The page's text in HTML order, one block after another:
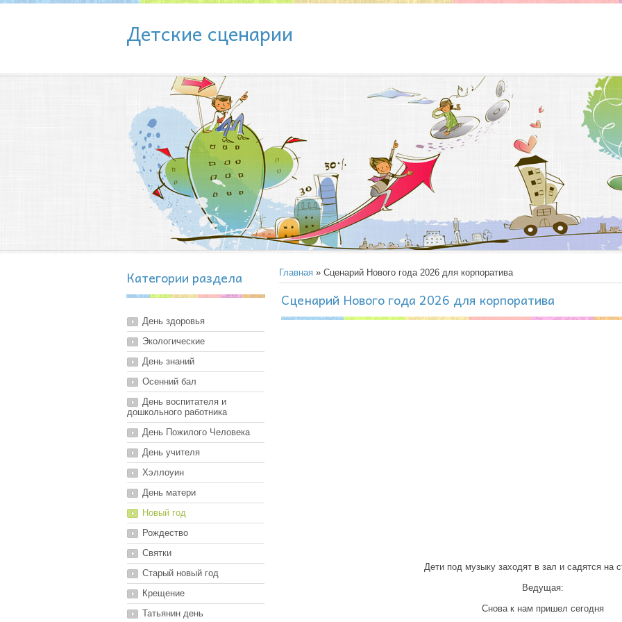
Детские сценарии
Категории раздела
День здоровья
Экологические
День знаний
Осенний бал
День воспитателя и
дошкольного работника
День Пожилого Человека
День учителя
Хэллоуин
День матери
Новый год
Рождество
Святки
Старый новый год
Крещение
Татьянин день
Главная » Сценарий Нового года 2026 для корпоратива
Сценарий Нового года 2026 для корпоратива
Дети под музыку заходят в зал и садятся на
Ведущая:
Снова к нам пришел сегодня